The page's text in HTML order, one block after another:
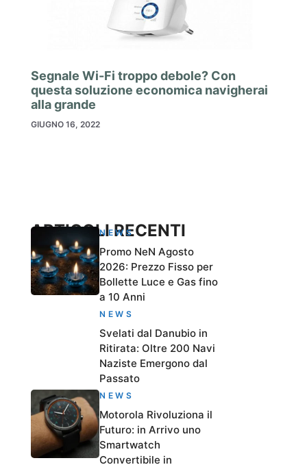
Segnale Wi-Fi troppo debole? Con
questa soluzione economica navigherai
alla grande
GIUGNO 16, 2022
ARTICOLI RECENTI
NEWS
Promo NeN Agosto
2026: Prezzo Fisso per
Bollette Luce e Gas fino
a 10 Anni
NEWS
Svelati dal Danubio in
Ritirata: Oltre 200 Navi
Naziste Emergono dal
Passato
NEWS
Motorola Rivoluziona il
Futuro: in Arrivo uno
Smartwatch
Convertibile in